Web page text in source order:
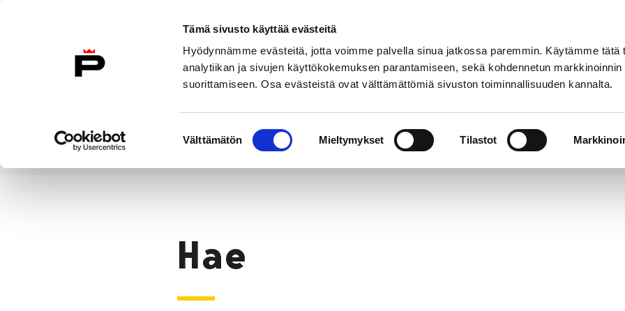
Tämä sivusto käyttää evästeitä
Hyödynnämme evästeitä, jotta voimme palvella sinua jatkossa paremmin. Käytämme tätä
analytiikan ja sivujen käyttökokemuksen parantamiseen, sekä kohdennetun markkinoinnin
suorittamiseen. Osa evästeistä ovat välttämättömiä sivuston toiminnallisuuden kannalta.
valinta
Välttämätön Mieltymykset Tilastot
Etusivulle
Etusivu
Hae